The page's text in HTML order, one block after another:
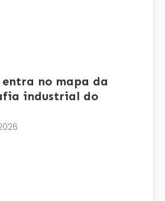
no mapa da
industrial do